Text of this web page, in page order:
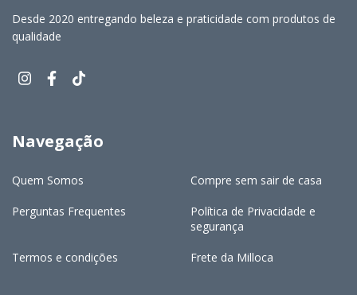
Desde 2020 entregando beleza e praticidade com produtos de
qualidade
Navegação
Quem Somos Compre sem sair de casa
Perguntas Frequentes
Política de Privacidade e
segurança
Termos e condições Frete da Milloca